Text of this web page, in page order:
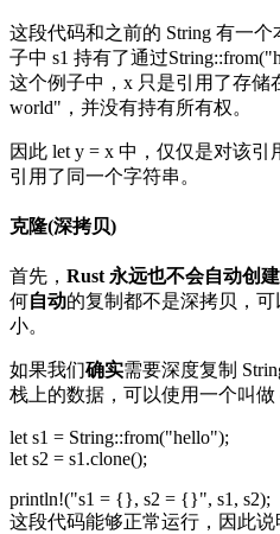
这段代码和之前的 String 有一个
子中 s1 持有了通过
这个例子中，x 只是引用了存储
world"，并没有持有所有权。
因此 let y = x 中，仅仅是对该
引用了同一个字符串。
克隆(深拷贝)
首先， Rust 永远也不会自动创
何自动的复制都不是深拷贝，
小。
如果我们确实需要深度复制
栈上的数据，可以使用一个叫做
let s1 = String::from("hello");
let s2 = s1.clone();
println!("s1 = {}, s2 = {}", s1, s2);
这段代码能够正常运行，因此说